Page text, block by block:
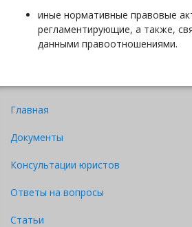
иные нормативные правовые
регламентирующие, а также,
данными правоотношениями.
Главная
Документы
Консультации юристов
Ответы на вопросы
Статьи